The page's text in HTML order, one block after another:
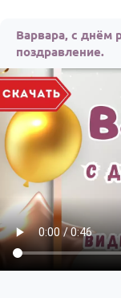
Варвара, с днём
поздравление.